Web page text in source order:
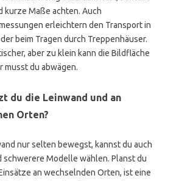
kurze Maße achten. Auch
erleichtern den Transport in
beim Tragen durch Treppenhäuser.
aber zu klein kann die Bildfläche
musst du abwägen.
du die Leinwand und an
Orten?
nur selten bewegst, kannst du auch
schwerere Modelle wählen. Planst du
an wechselnden Orten, ist eine